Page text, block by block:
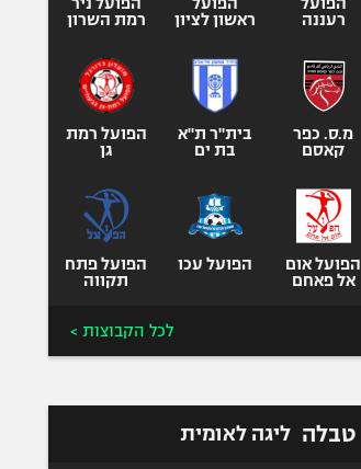
אומנויות לחימה
גיימינג E-Sports
רעננה
ראשון לציון
רמת השרון
מ.ס. כפר
קאסם
בית"ר ת"א
בת ים
הפועל רמת
גן
הפועל אום
אל פאחם
הפועל עכו
הפועל פתח
תקווה
לכל הקבוצות >
טבלה ליגה לאומית